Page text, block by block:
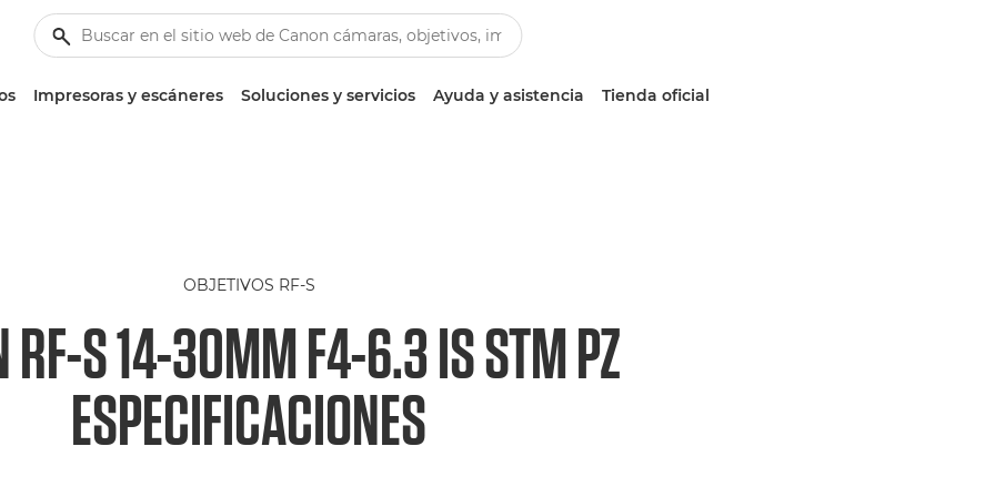
Impresoras y escáneres Soluciones y servicios Ayuda y asistencia Tienda oficial
OBJETIVOS RF-S
RF-S 14-30MM F4-6.3 IS STM PZ
ESPECIFICACIONES